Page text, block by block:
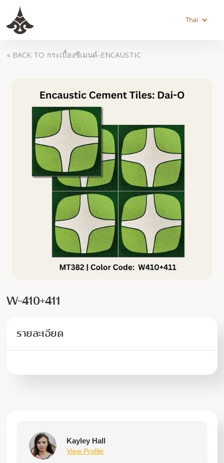
Thai
« BACK TO กระเบื้องซีเมนต์-ENCAUSTIC
W-410+411
รายละเอียด
Kayley Hall
View Profile